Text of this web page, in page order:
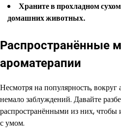
Храните в прохладном
домашних животных.
Распространённые
ароматерапии
Несмотря на популярность, вокруг
немало заблуждений. Давайте
распространёнными из них, чтобы
с умом.